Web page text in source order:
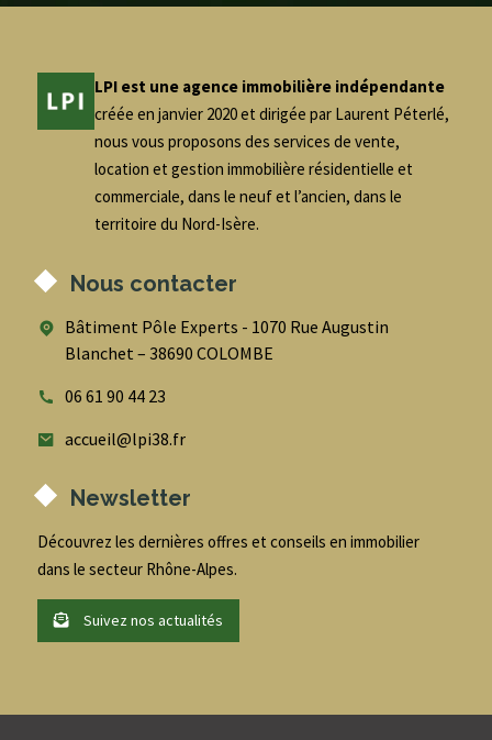
LPI est une agence immobilière indépendante
créée en janvier 2020 et dirigée par Laurent Péterlé,
nous vous proposons des services de vente,
location et gestion immobilière résidentielle et
commerciale, dans le neuf et l’ancien, dans le
territoire du Nord-Isère.
Nous contacter
Bâtiment Pôle Experts - 1070 Rue Augustin
Blanchet – 38690 COLOMBE
06 61 90 44 23
accueil@lpi38.fr
Newsletter
Découvrez les dernières offres et conseils en immobilier
dans le secteur Rhône-Alpes.
Suivez nos actualités